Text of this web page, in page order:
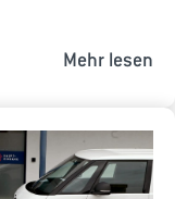
Mehr lesen